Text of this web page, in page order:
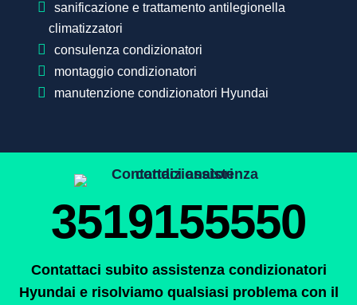
sanificazione e trattamento antilegionella
climatizzatori
consulenza condizionatori
montaggio condizionatori
manutenzione condizionatori Hyundai
3519155550
Contattaci subito assistenza condizionatori
Hyundai e risolviamo qualsiasi problema con il